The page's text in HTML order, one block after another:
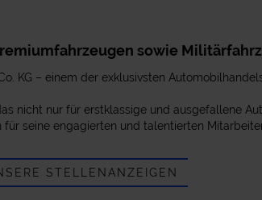
sowie
KG – einem der exklusivsten
nicht nur für erstklassige und ausgefallene
für seine engagierten und talentierten
STELLENANZEIGEN